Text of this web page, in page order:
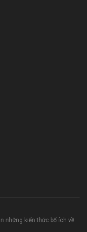
những kiến thức bổ ích về